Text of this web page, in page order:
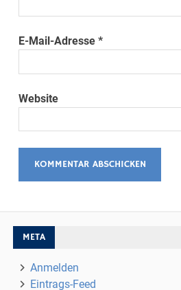
E-Mail-Adresse*
Website
META
Anmelden
Eintrags-Feed